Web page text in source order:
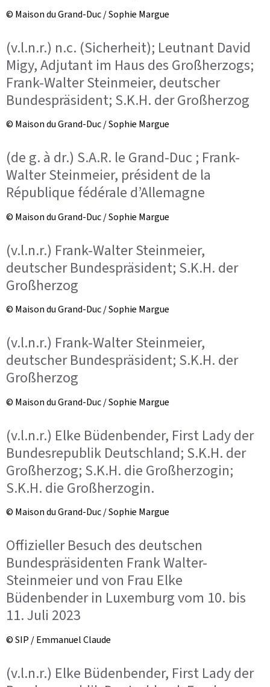
© Maison du Grand-Duc / Sophie Margue
(v.l.n.r.) n.c. (Sicherheit); Leutnant David
Migy, Adjutant im Haus des Großherzogs;
Frank-Walter Steinmeier, deutscher
Bundespräsident; S.K.H. der Großherzog
© Maison du Grand-Duc / Sophie Margue
(de g. à dr.) S.A.R. le Grand-Duc ; Frank-
Walter Steinmeier, président de la
République fédérale d’Allemagne
© Maison du Grand-Duc / Sophie Margue
(v.l.n.r.) Frank-Walter Steinmeier,
deutscher Bundespräsident; S.K.H. der
Großherzog
© Maison du Grand-Duc / Sophie Margue
(v.l.n.r.) Frank-Walter Steinmeier,
deutscher Bundespräsident; S.K.H. der
Großherzog
© Maison du Grand-Duc / Sophie Margue
(v.l.n.r.) Elke Büdenbender, First Lady der
Bundesrepublik Deutschland; S.K.H. der
Großherzog; S.K.H. die Großherzogin;
S.K.H. die Großherzogin.
© Maison du Grand-Duc / Sophie Margue
Offizieller Besuch des deutschen
Bundespräsidenten Frank Walter-
Steinmeier und von Frau Elke
Büdenbender in Luxemburg vom 10. bis
11. Juli 2023
© SIP / Emmanuel Claude
(v.l.n.r.) Elke Büdenbender, First Lady der